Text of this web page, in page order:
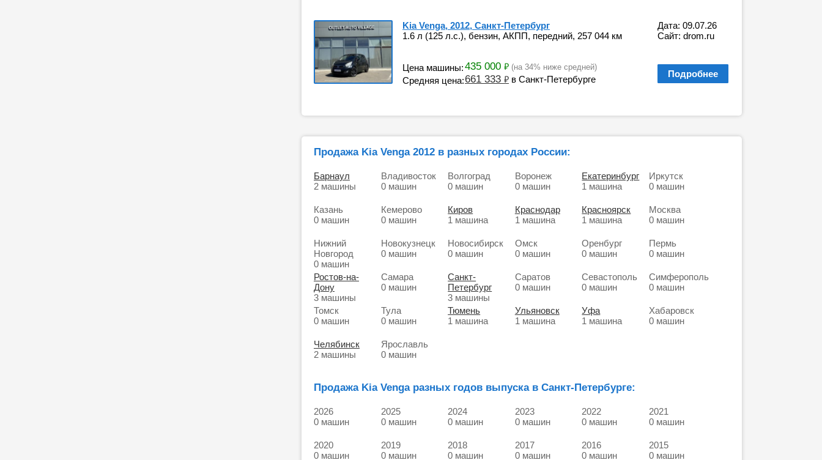
Kia Venga, 2012, Санкт-Петербург
1.6 л (125 л.с.), бензин, АКПП, передний, 257 044 км
Дата: 09.07.26
Сайт: drom.ru
Цена машины:435 000 ₽ (на 34% ниже средней)
Средняя цена:661 333 ₽ в Санкт-Петербурге
Подробнее
Продажа Kia Venga 2012 в разных городах России:
Барнаул
2 машины
Владивосток
0 машин
Волгоград
0 машин
Воронеж
0 машин
Екатеринбург
1 машина
Иркутск
0 машин
Казань
0 машин
Кемерово
0 машин
Киров
1 машина
Краснодар
1 машина
Красноярск
1 машина
Москва
0 машин
Нижний
Новгород
0 машин
Новокузнецк
0 машин
Новосибирск
0 машин
Омск
0 машин
Оренбург
0 машин
Пермь
0 машин
Ростов-на-
Дону
3 машины
Самара
0 машин
Санкт-
Петербург
3 машины
Саратов
0 машин
Севастополь
0 машин
Симферополь
0 машин
Томск
0 машин
Тула
0 машин
Тюмень
1 машина
Ульяновск
1 машина
Уфа
1 машина
Хабаровск
0 машин
Челябинск
2 машины
Ярославль
0 машин
Продажа Kia Venga разных годов выпуска в Санкт-Петербурге:
2026
0 машин
2025
0 машин
2024
0 машин
2023
0 машин
2022
0 машин
2021
0 машин
2020
0 машин
2019
0 машин
2018
0 машин
2017
0 машин
2016
0 машин
2015
0 машин